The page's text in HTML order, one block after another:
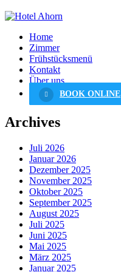
Home
Zimmer
Frühstücksmenü
Kontakt
Über uns
BOOK ONLINE
Archives
Juli 2026
Januar 2026
Dezember 2025
November 2025
Oktober 2025
September 2025
August 2025
Juli 2025
Juni 2025
Mai 2025
März 2025
Januar 2025